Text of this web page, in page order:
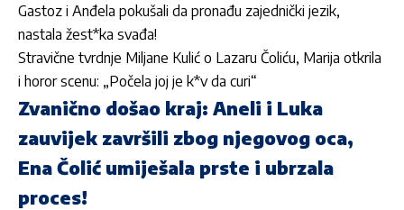
Gastoz i Anđela pokušali da pronađu zajednički jezik,
nastala žest*ka svađa!
Stravične tvrdnje Miljane Kulić o Lazaru Čoliću, Marija otkrila
i horor scenu: „Počela joj je k*v da curi“
Zvanično došao kraj: Aneli i Luka
zauvijek završili zbog njegovog oca,
Ena Čolić umiješala prste i ubrzala
proces!